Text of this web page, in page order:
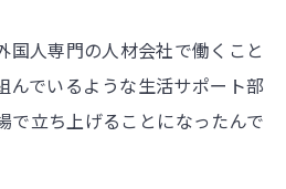
国人専門の人材会社で働くこと
んでいるような生活サポート部
で立ち上げることになったんで